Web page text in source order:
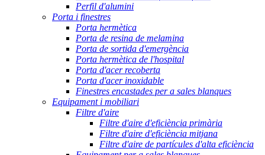
Perfil d'alumini
Porta i finestres
Porta hermètica
Porta de resina de melamina
Porta de sortida d'emergència
Porta hermètica de l'hospital
Porta d'acer recoberta
Porta d'acer inoxidable
Finestres encastades per a sales blanques
Equipament i mobiliari
Filtre d'aire
Filtre d'aire d'eficiència primària
Filtre d'aire d'eficiència mitjana
Filtre d'aire de partícules d'alta eficiència